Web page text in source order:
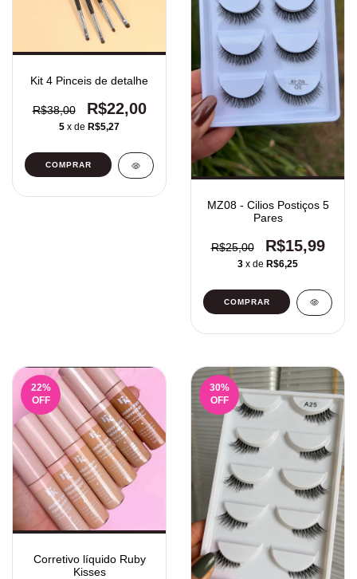
Kit 4 Pinceis de detalhe
R$38,00 R$22,00
5 x de R$5,27
MZ08 - Cilios Postiços 5
Pares
R$25,00 R$15,99
3 x de R$6,25
22%
OFF
Corretivo líquido Ruby
Kisses
30%
OFF